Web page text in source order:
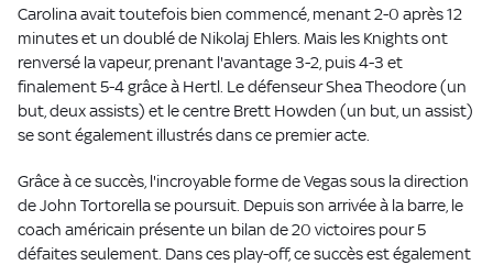
Carolina avait toutefois bien commencé, menant 2-0 après 12
minutes et un doublé de Nikolaj Ehlers. Mais les Knights ont
renversé la vapeur, prenant l'avantage 3-2, puis 4-3 et
finalement 5-4 grâce à Hertl. Le défenseur Shea Theodore (un
but, deux assists) et le centre Brett Howden (un but, un assist)
se sont également illustrés dans ce premier acte.
Grâce à ce succès, l'incroyable forme de Vegas sous la direction
de John Tortorella se poursuit. Depuis son arrivée à la barre, le
coach américain présente un bilan de 20 victoires pour 5
défaites seulement. Dans ces play-off, ce succès est également